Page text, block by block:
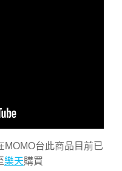
MOMO台此商品目前已
樂天購買